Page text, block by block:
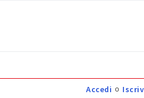
Accedi o